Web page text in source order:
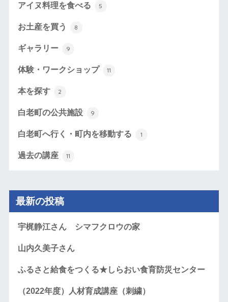
アイヌ料理を食べる 5
お土産を買う 8
ギャラリー 9
体験・ワークショップ 11
本を探す 2
白老町の公共施設 9
白老町へ行く・町内を移動する 1
過去の講座 11
最新の投稿
宇梶静江さん シマフクロウの家
山内久美子さん
ふるさと給食をつくる★しらおい食育防災センター
（2022年度）人材育成講座（刺繍）